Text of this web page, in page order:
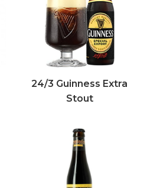
24/3 Guinness Extra
Stout